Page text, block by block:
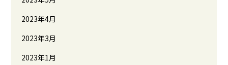
2023年4月
2023年3月
2023年1月